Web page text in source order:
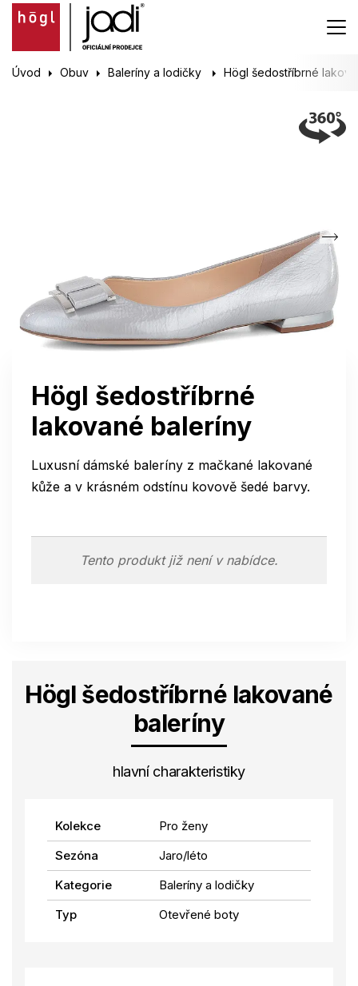
Úvod Obuv Baleríny a lodičky Högl šedostříbrné
Högl šedostříbrné
lakované baleríny
Luxusní dámské baleríny z mačkané lakované
kůže a v krásném odstínu kovově šedé barvy.
Tento produkt již není v nabídce.
Högl šedostříbrné lakované
baleríny
hlavní charakteristiky
Kolekce
Pro ženy
Sezóna
Jaro/léto
Kategorie
Baleríny a lodičky
Typ
Otevřené boty